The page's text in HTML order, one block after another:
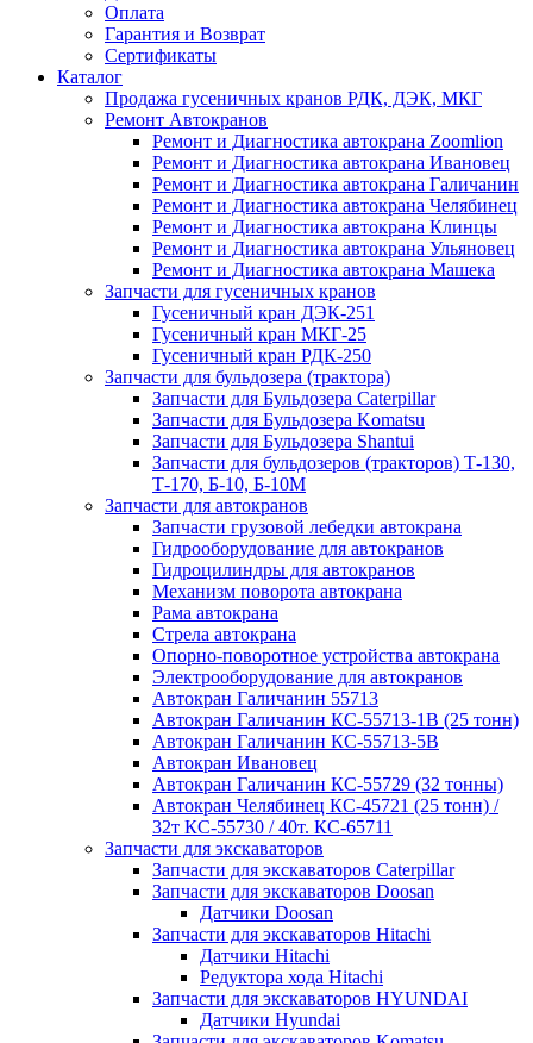
Оплата
Гарантия и Возврат
Сертификаты
Каталог
Продажа гусеничных кранов РДК, ДЭК, МКГ
Ремонт Автокранов
Ремонт и Диагностика автокрана Zoomlion
Ремонт и Диагностика автокрана Ивановец
Ремонт и Диагностика автокрана Галичанин
Ремонт и Диагностика автокрана Челябинец
Ремонт и Диагностика автокрана Клинцы
Ремонт и Диагностика автокрана Ульяновец
Ремонт и Диагностика автокрана Машека
Запчасти для гусеничных кранов
Гусеничный кран ДЭК-251
Гусеничный кран МКГ-25
Гусеничный кран РДК-250
Запчасти для бульдозера (трактора)
Запчасти для Бульдозера Caterpillar
Запчасти для Бульдозера Komatsu
Запчасти для Бульдозера Shantui
Запчасти для бульдозеров (тракторов) Т-130,
Т-170, Б-10, Б-10М
Запчасти для автокранов
Запчасти грузовой лебедки автокрана
Гидрооборудование для автокранов
Гидроцилиндры для автокранов
Механизм поворота автокрана
Рама автокрана
Стрела автокрана
Опорно-поворотное устройства автокрана
Электрооборудование для автокранов
Автокран Галичанин 55713
Автокран Галичанин КС-55713-1В (25 тонн)
Автокран Галичанин КС-55713-5В
Автокран Ивановец
Автокран Галичанин КС-55729 (32 тонны)
Автокран Челябинец КС-45721 (25 тонн) /
32т КС-55730 / 40т. КС-65711
Запчасти для экскаваторов
Запчасти для экскаваторов Caterpillar
Запчасти для экскаваторов Doosan
Датчики Doosan
Запчасти для экскаваторов Hitachi
Датчики Hitachi
Редуктора хода Hitachi
Запчасти для экскаваторов HYUNDAI
Датчики Hyundai